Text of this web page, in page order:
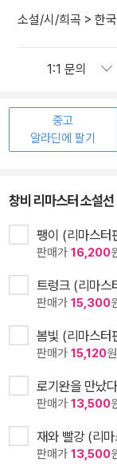
소설/시/희곡 > 한
중고
알라딘에 팔기
창비 리마스터 소설
팽이 (리마스터
판매가 16,200
트렁크 (리마스
판매가 15,300
봄빛 (리마스터
판매가 15,120원
로기완을 만났
판매가 13,500
재와 빨강 (리
판매가 13,500